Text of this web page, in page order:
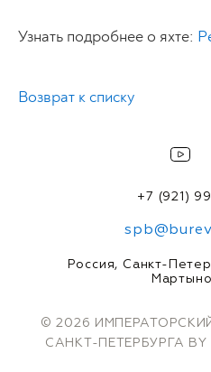
Узнать подробнее о яхте:
Возврат к списку
+7 (921)
Россия, Санкт-
© 2026
САНКТ-ПЕТЕРБУРГА BY